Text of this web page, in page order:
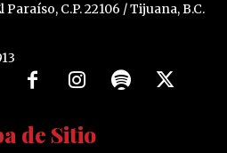
Paraíso, C.P. 22106 / Tijuana, B.C.
de Sitio